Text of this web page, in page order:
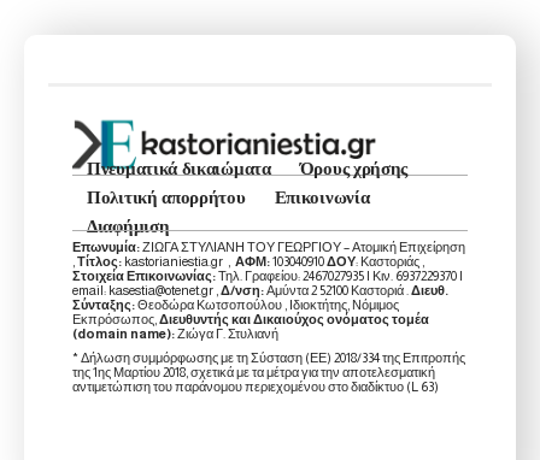
Πνευματικά δικαιώματα
Όρους χρήσης
Πολιτική απορρήτου
Επικοινωνία
Διαφήμιση
Επωνυμία:ΖΙΩΓΑ ΣΤΥΛΙΑΝΗ ΤΟΥ ΓΕΩΡΓΙΟΥ – Ατομική Επιχείρηση
Τίτλος: kastorianiestia.gr , ΑΦΜ:103040910ΔΟΥ: Καστοριάς ,
Στοιχεία Επικοινωνίας:Τηλ. Γραφείου: 2467027935 | Κιν. 6937229370 |
email: kasestia@otenet.gr , Δ/νση:Αμύντα 2 52100 Καστοριά . Διευθ.
Σύνταξης:Θεοδώρα Κωτσοπούλου , Ιδιοκτήτης, Νόμιμος
Εκπρόσωπος, Διευθυντής και Δικαιούχος ονόματος τομέα
(domain name):Ζιώγα Γ. Στυλιανή
* Δήλωση συμμόρφωσης με τη Σύσταση (ΕΕ) 2018/334 της Επιτροπής
της 1ης Μαρτίου 2018, σχετικά με τα μέτρα για την αποτελεσματική
αντιμετώπιση του παράνομου περιεχομένου στο διαδίκτυο (L 63)